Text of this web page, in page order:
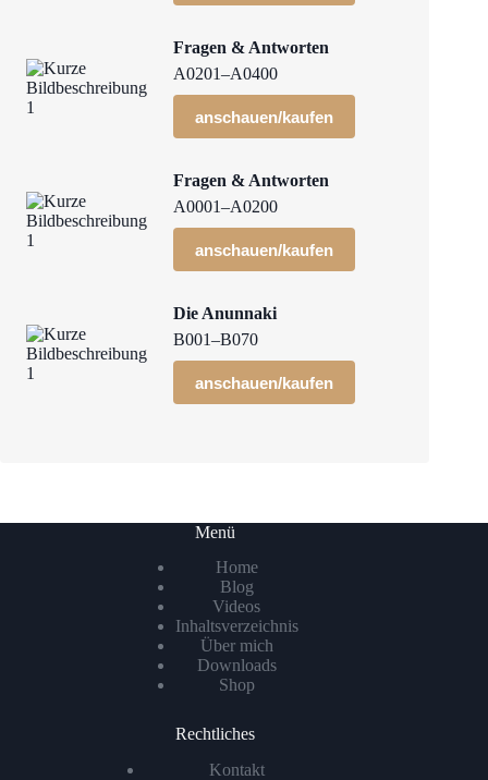
Fragen & Antworten
A0201–A0400
anschauen/kaufen
Fragen & Antworten
A0001–A0200
anschauen/kaufen
Die Anunnaki
B001–B070
anschauen/kaufen
Menü
Home
Blog
Videos
Inhaltsverzeichnis
Über mich
Downloads
Shop
Rechtliches
Kontakt